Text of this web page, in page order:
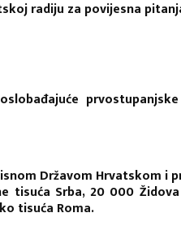
radiju za povijesna
Državom Hrvatskom i
tisuća Srba, 20 000
tisuća Roma.